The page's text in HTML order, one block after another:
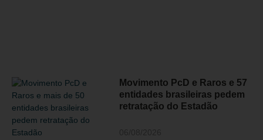
Movimento PcD e Raros e 57
entidades brasileiras pedem
retratação do Estadão